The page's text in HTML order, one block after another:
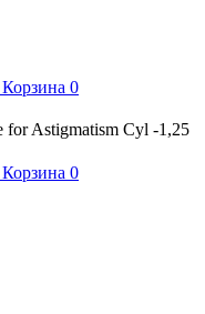
Корзина 0
Astigmatism Cyl -1,25
Корзина 0